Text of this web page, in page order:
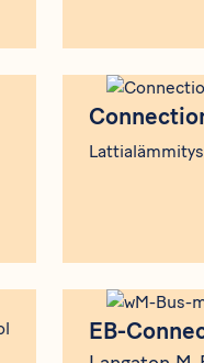
Connection Kit
EB-
EB-Connect wM-